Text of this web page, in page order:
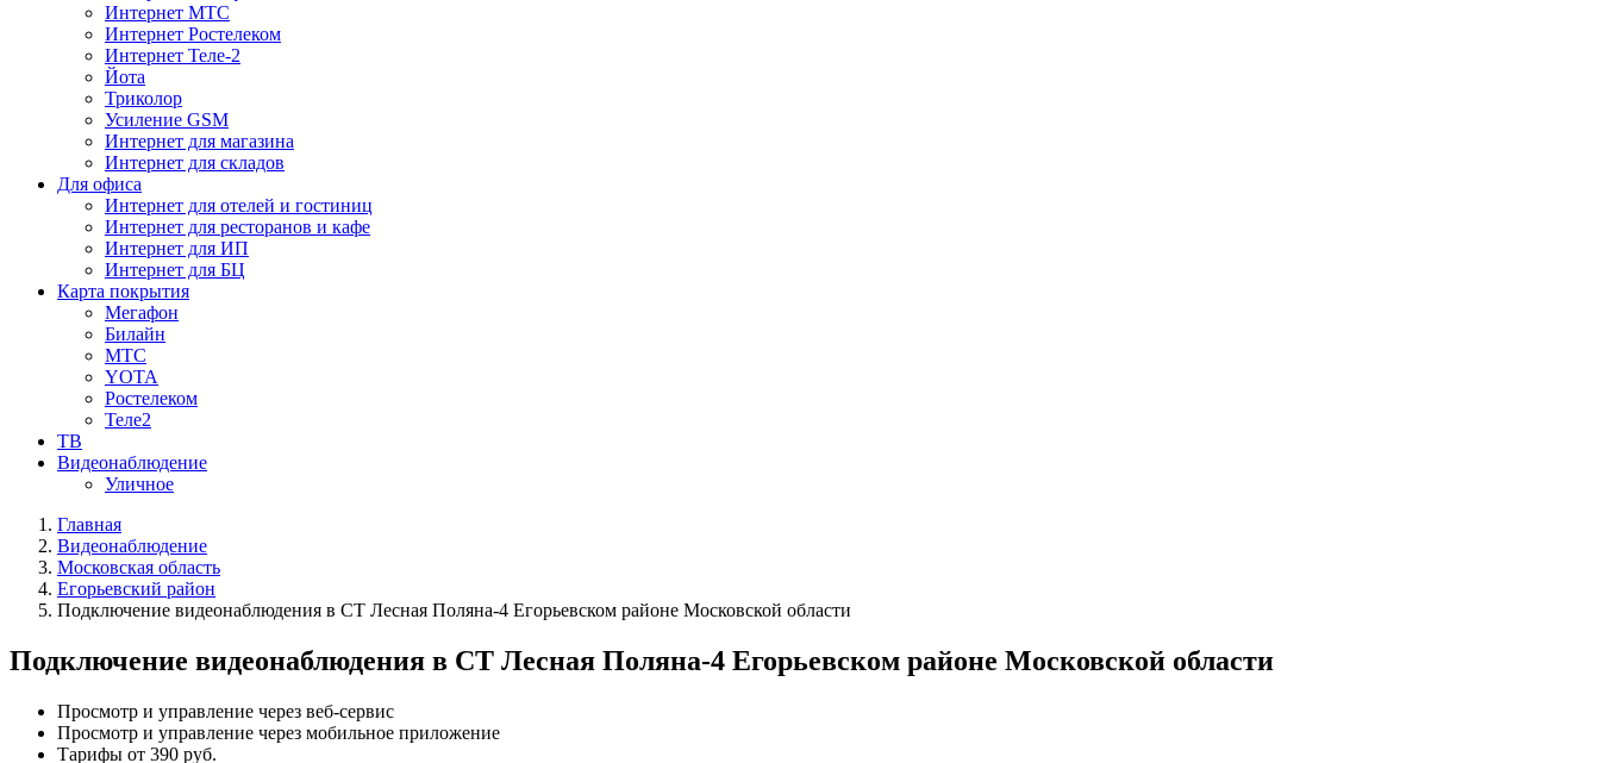
Интернет МТС
Интернет Ростелеком
Интернет Теле-2
Йота
Триколор
Усиление GSM
Интернет для магазина
Интернет для складов
Для офиса
Интернет для отелей и гостиниц
Интернет для ресторанов и кафе
Интернет для ИП
Интернет для БЦ
Карта покрытия
Мегафон
Билайн
МТС
YOTA
Ростелеком
Теле2
ТВ
Видеонаблюдение
Уличное
Главная
Видеонаблюдение
Московская область
Егорьевский район
Подключение видеонаблюдения в СТ Лесная Поляна-4 Егорьевском районе Московской области
Подключение видеонаблюдения в СТ Лесная Поляна-4 Егорьевском районе Московской области
Просмотр и управление через веб-сервис
Просмотр и управление через мобильное приложение
Тарифы от 390 руб.